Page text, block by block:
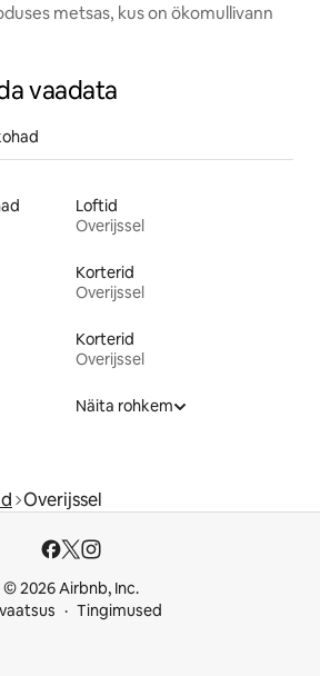
metsas, kus on ökomullivann
vaadata
Loftid
Overijssel
Korterid
Overijssel
Korterid
Overijssel
Näita rohkem
Overijssel
© 2026 Airbnb, Inc.
Tingimused